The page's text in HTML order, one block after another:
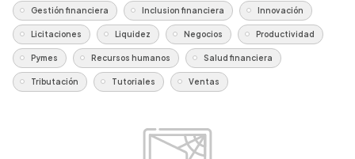
Gestión financiera Inclusion financiera Innovación
Licitaciones Liquidez Negocios Productividad
Pymes Recursos humanos Salud financiera
Tributación Tutoriales Ventas